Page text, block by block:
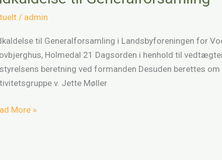
/ admin
til Generalforsamling i Landsbyforeningen for
Holmedal 21 Dagsorden i henhold til
beretning ved formanden Desuden berettes
v. Jette Møller
More »